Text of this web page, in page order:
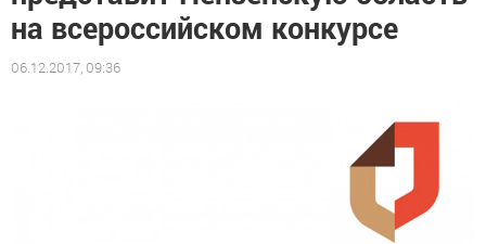
на всероссийском конкурсе
06.12.2017, 09:36